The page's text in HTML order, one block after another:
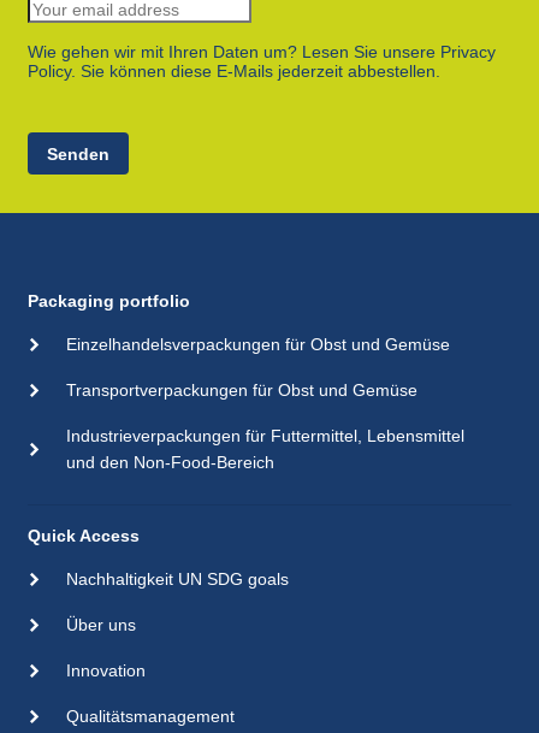
Wie gehen wir mit Ihren Daten um? Lesen Sie unsere Privacy
Policy. Sie können diese E-Mails jederzeit abbestellen.
Senden
Packaging portfolio
Einzelhandelsverpackungen für Obst und Gemüse
Transportverpackungen für Obst und Gemüse
Industrieverpackungen für Futtermittel, Lebensmittel
und den Non-Food-Bereich
Quick Access
Nachhaltigkeit UN SDG goals
Über uns
Innovation
Qualitätsmanagement